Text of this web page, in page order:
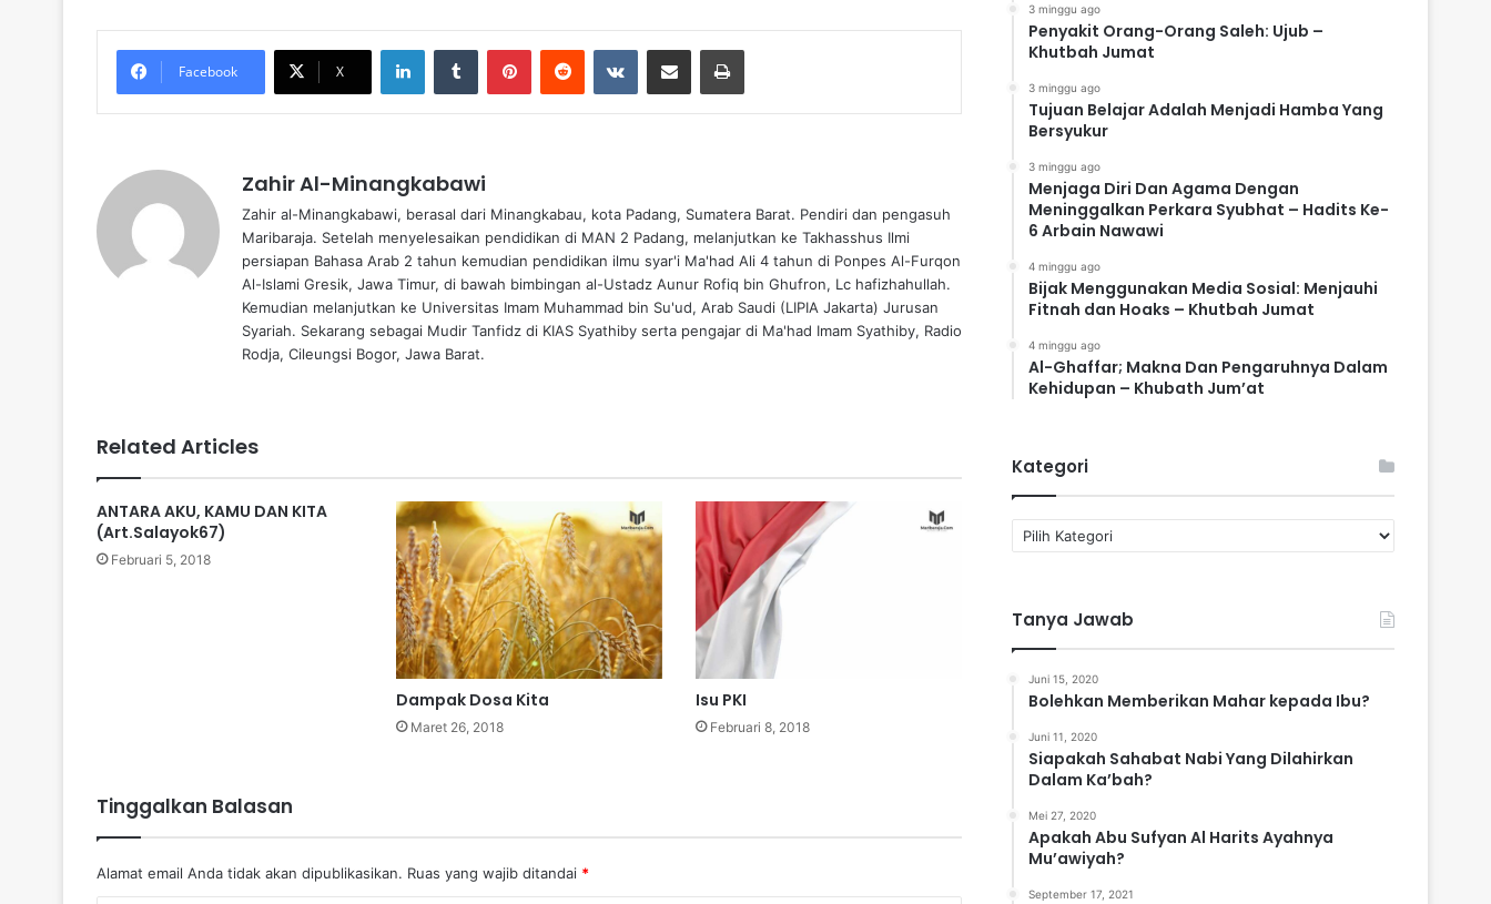
Facebook X
Zahir Al-Minangkabawi
Zahir al-Minangkabawi, berasal dari Minangkabau, kota Padang, Sumatera Barat. Pendiri dan pengasuh
Maribaraja. Setelah menyelesaikan pendidikan di MAN 2 Padang, melanjutkan ke Takhasshus Ilmi
persiapan Bahasa Arab 2 tahun kemudian pendidikan ilmu syar'i Ma'had Ali 4 tahun di Ponpes Al-Furqon
Al-Islami Gresik, Jawa Timur, di bawah bimbingan al-Ustadz Aunur Rofiq bin Ghufron, Lc hafizhahullah.
Kemudian melanjutkan ke Universitas Imam Muhammad bin Su'ud, Arab Saudi (LIPIA Jakarta) Jurusan
Syariah. Sekarang sebagai Mudir Tanfidz di KIAS Syathiby serta pengajar di Ma'had Imam Syathiby, Radio
Rodja, Cileungsi Bogor, Jawa Barat.
Related Articles
ANTARA AKU, KAMU DAN KITA
(Art.Salayok67)
Februari 5, 2018
Dampak Dosa Kita
Maret 26, 2018
Isu PKI
Februari 8, 2018
Tinggalkan Balasan
Alamat email Anda tidak akan dipublikasikan. Ruas yang wajib ditandai *
3 minggu ago
Penyakit Orang-Orang Saleh: Ujub –
Khutbah Jumat
3 minggu ago
Tujuan Belajar Adalah Menjadi Hamba Yang
Bersyukur
3 minggu ago
Menjaga Diri Dan Agama Dengan
Meninggalkan Perkara Syubhat – Hadits Ke-
6 Arbain Nawawi
4 minggu ago
Bijak Menggunakan Media Sosial: Menjauhi
Fitnah dan Hoaks – Khutbah Jumat
4 minggu ago
Al-Ghaffar; Makna Dan Pengaruhnya Dalam
Kehidupan – Khubath Jum’at
Kategori
a
g
o
Tanya Jawab
Juni 15, 2020
Bolehkan Memberikan Mahar kepada Ibu?
Juni 11, 2020
Siapakah Sahabat Nabi Yang Dilahirkan
Dalam Ka’bah?
Mei 27, 2020
Apakah Abu Sufyan Al Harits Ayahnya
Mu’awiyah?
September 17, 2021